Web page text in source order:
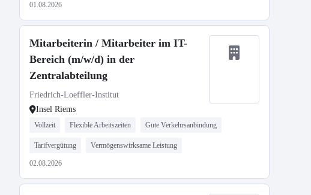
01.08.2026
Mitarbeiterin / Mitarbeiter im IT-
Bereich (m/w/d) in der
Zentralabteilung
Friedrich-Loeffler-Institut
Insel Riems
Vollzeit Flexible Arbeitszeiten Gute Verkehrsanbindung
Tarifvergütung Vermögenswirksame Leistung
02.08.2026